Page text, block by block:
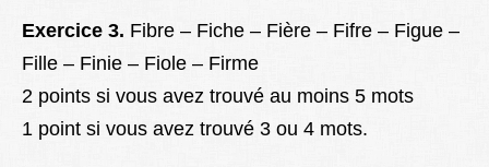
Exercice 3. Fibre – Fiche – Fière – Fifre – Figue –
Fille – Finie – Fiole – Firme
2 points si vous avez trouvé au moins 5 mots
1 point si vous avez trouvé 3 ou 4 mots.